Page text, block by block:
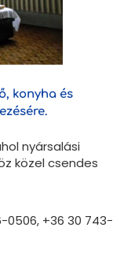
konyha és
nyársalási
közel csendes
0506, +36 30 743-